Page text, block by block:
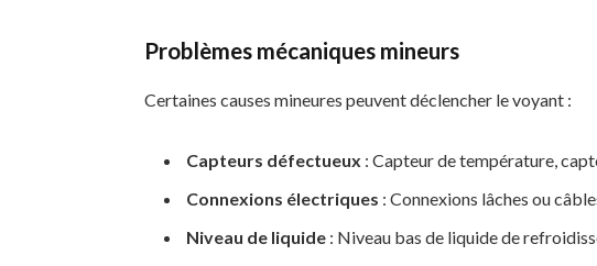
Problèmes mécaniques mineurs
Certaines causes mineures peuvent déclencher le voyant :
Capteurs défectueux : Capteur de température,
Connexions électriques : Connexions lâches ou
Niveau de liquide : Niveau bas de liquide de